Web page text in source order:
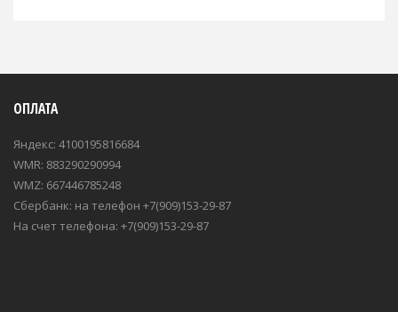
ОПЛАТА
Яндекс: 4100195816684
WMR: 883290290994
WMZ: 667446785248
Сбербанк: на телефон +7(909)153-29-87
На счет телефона: +7(909)153-29-87